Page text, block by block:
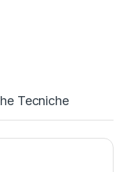
Tecniche